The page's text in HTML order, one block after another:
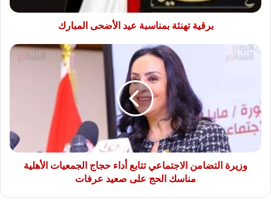
برقية تهنئة بمناسبة عيد الأضحى المبارك
وزيرة
التضامن
أداء
حجاج
الجمعيات
الأهلية
مناسك
وزيرة التضامن الاجتماعي تتابع أداء حجاج الجمعيات الأهلية
مناسك الحج على صعيد عرفات